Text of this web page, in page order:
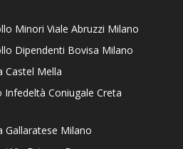
Minori Viale Abruzzi Milano
Dipendenti Bovisa Milano
Castel Mella
Coniugale Creta
Gallaratese Milano